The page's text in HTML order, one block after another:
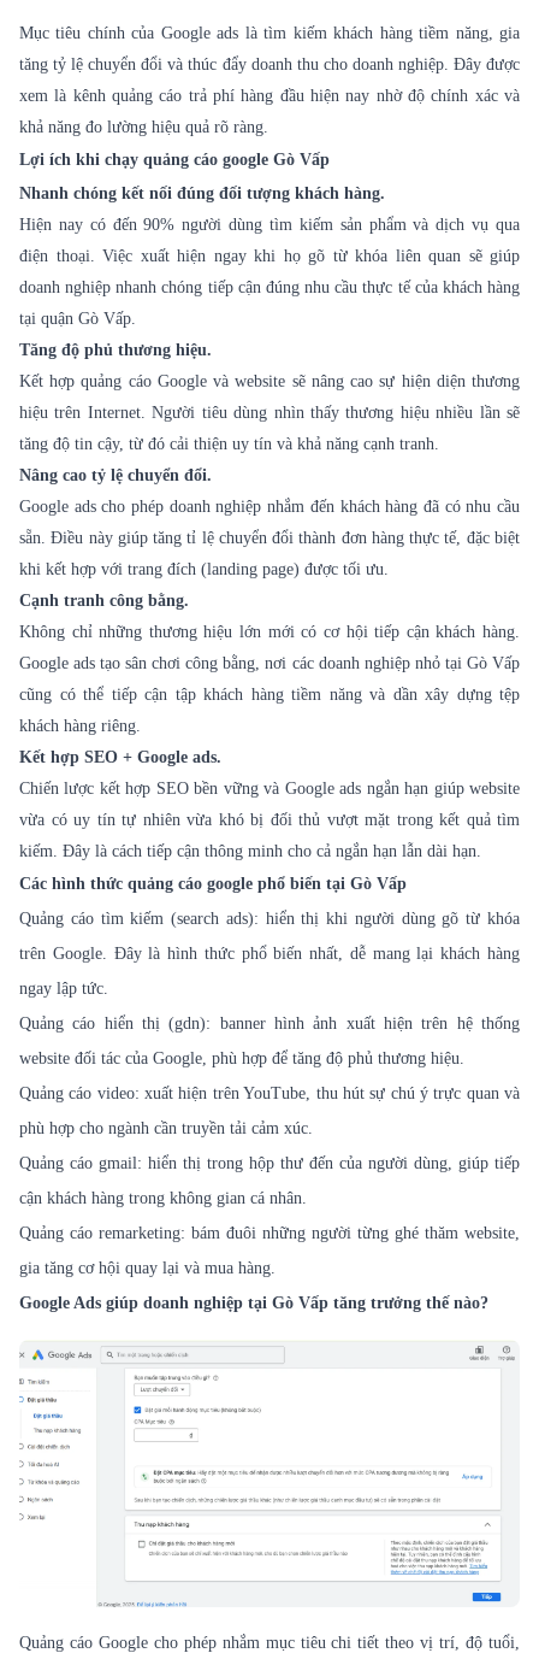
Mục tiêu chính của Google ads là tìm kiếm khách hàng tiềm năng, gia
tăng tỷ lệ chuyển đổi và thúc đẩy doanh thu cho doanh nghiệp. Đây được
xem là kênh quảng cáo trả phí hàng đầu hiện nay nhờ độ chính xác và
khả năng đo lường hiệu quả rõ ràng.
Lợi ích khi chạy quảng cáo google Gò Vấp
Nhanh chóng kết nối đúng đối tượng khách hàng.
Hiện nay có đến 90% người dùng tìm kiếm sản phẩm và dịch vụ qua
điện thoại. Việc xuất hiện ngay khi họ gõ từ khóa liên quan sẽ giúp
doanh nghiệp nhanh chóng tiếp cận đúng nhu cầu thực tế của khách hàng
tại quận Gò Vấp.
Tăng độ phủ thương hiệu.
Kết hợp quảng cáo Google và website sẽ nâng cao sự hiện diện thương
hiệu trên Internet. Người tiêu dùng nhìn thấy thương hiệu nhiều lần sẽ
tăng độ tin cậy, từ đó cải thiện uy tín và khả năng cạnh tranh.
Nâng cao tỷ lệ chuyển đổi.
Google ads cho phép doanh nghiệp nhắm đến khách hàng đã có nhu cầu
sẵn. Điều này giúp tăng tỉ lệ chuyển đổi thành đơn hàng thực tế, đặc biệt
khi kết hợp với trang đích (landing page) được tối ưu.
Cạnh tranh công bằng.
Không chỉ những thương hiệu lớn mới có cơ hội tiếp cận khách hàng.
Google ads tạo sân chơi công bằng, nơi các doanh nghiệp nhỏ tại Gò Vấp
cũng có thể tiếp cận tập khách hàng tiềm năng và dần xây dựng tệp
khách hàng riêng.
Kết hợp SEO + Google ads.
Chiến lược kết hợp SEO bền vững và Google ads ngắn hạn giúp website
vừa có uy tín tự nhiên vừa khó bị đối thủ vượt mặt trong kết quả tìm
kiếm. Đây là cách tiếp cận thông minh cho cả ngắn hạn lẫn dài hạn.
Các hình thức quảng cáo google phổ biến tại Gò Vấp
Quảng cáo tìm kiếm (search ads): hiển thị khi người dùng gõ từ khóa
trên Google. Đây là hình thức phổ biến nhất, dễ mang lại khách hàng
ngay lập tức.
Quảng cáo hiển thị (gdn): banner hình ảnh xuất hiện trên hệ thống
website đối tác của Google, phù hợp để tăng độ phủ thương hiệu.
Quảng cáo video: xuất hiện trên YouTube, thu hút sự chú ý trực quan và
phù hợp cho ngành cần truyền tải cảm xúc.
Quảng cáo gmail: hiển thị trong hộp thư đến của người dùng, giúp tiếp
cận khách hàng trong không gian cá nhân.
Quảng cáo remarketing: bám đuôi những người từng ghé thăm website,
gia tăng cơ hội quay lại và mua hàng.
Google Ads giúp doanh nghiệp tại Gò Vấp tăng trưởng thế nào?
Quảng cáo Google cho phép nhắm mục tiêu chi tiết theo vị trí, độ tuổi,